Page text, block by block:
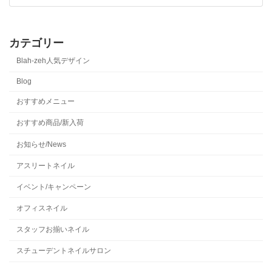
カテゴリー
Blah-zeh人気デザイン
Blog
おすすめメニュー
おすすめ商品/新入荷
お知らせ/News
アスリートネイル
イベント/キャンペーン
オフィスネイル
スタッフお揃いネイル
スチューデントネイルサロン